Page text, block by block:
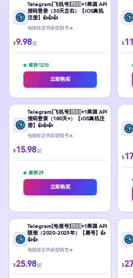
Telegram[飞机号]🇺🇸+1美国 API
接码登录（30天左右）【iOS真机
注册】👍👍👍
电报稳定热卖促销号🔥
¥9.98 起
库存1210
立即购买
¥
Telegram[飞机号]🇺🇸+1美国 API
接码登录（180天+）【iOS真机注
册】👍👍👍
电报稳定热卖促销号🔥
¥15.98 起
库存29
立即购买
¥
Telegram[电报号]🇺🇸+1美国 API
链接（2020-2025年）【黑号】👍
👍👍
电报稳定热卖促销号🔥
¥25.98 起 ¥